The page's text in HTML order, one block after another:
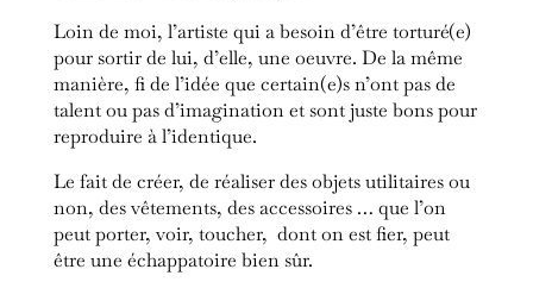
Loin de moi, l’artiste qui a besoin d’être torturé(e)
pour sortir de lui, d’elle, une oeuvre. De la même
manière, fi de l’idée que certain(e)s n’ont pas de
talent ou pas d’imagination et sont juste bons pour
reproduire à l’identique.
Le fait de créer, de réaliser des objets utilitaires ou
non, des vêtements, des accessoires … que l’on
peut porter, voir, toucher, dont on est fier, peut
être une échappatoire bien sûr.